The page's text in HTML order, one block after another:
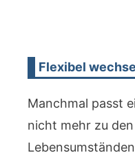
Flexibel
Manchmal passt
nicht mehr zu